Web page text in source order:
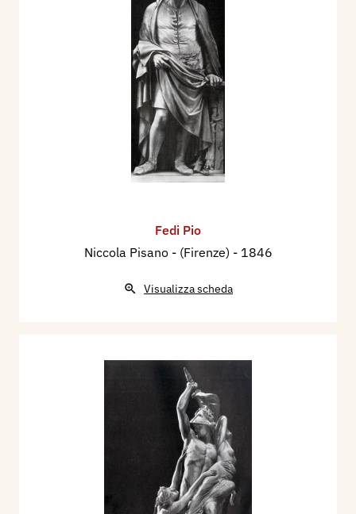
Fedi Pio
Niccola Pisano - (Firenze) - 1846
Visualizza scheda